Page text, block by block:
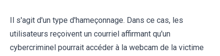
Il s'agit d'un type d'hameçonnage. Dans ce cas, les
utilisateurs reçoivent un courriel affirmant qu'un
cybercriminel pourrait accéder à la webcam de la victime